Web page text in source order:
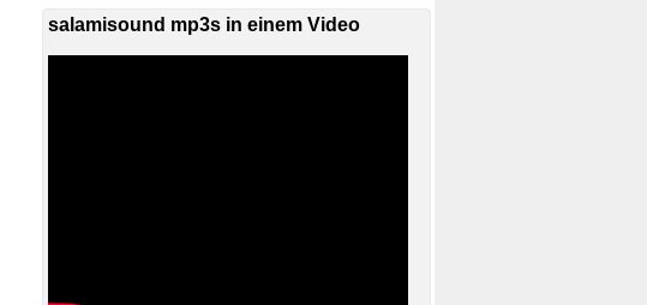
salamisound mp3s in einem Video